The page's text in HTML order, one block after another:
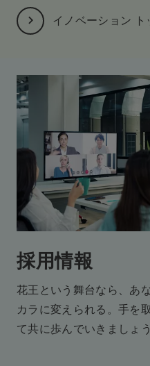
イノベーション ト
採用情報
花王という舞台なら、あ
カラに変えられる。 手を
て共に歩んでいきましょう